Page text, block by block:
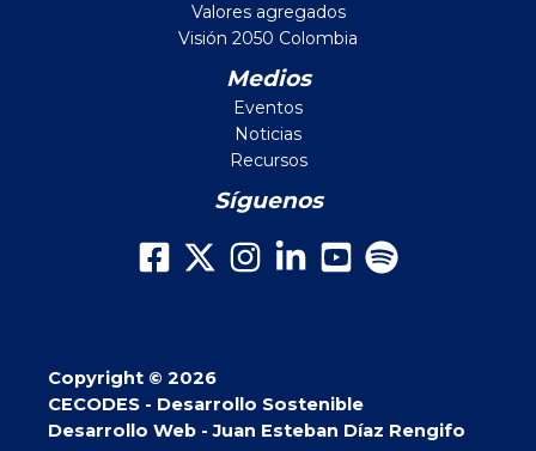
Valores agregados
Visión 2050 Colombia
Medios
Eventos
Noticias
Recursos
Síguenos
Copyright © 2026
CECODES - Desarrollo Sostenible
Desarrollo Web - Juan Esteban Díaz Rengifo